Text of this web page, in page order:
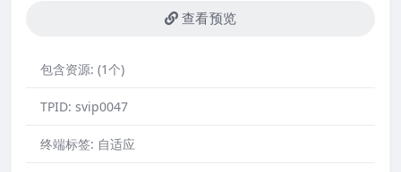
查看预览
包含资源: (1个)
TPID: svip0047
终端标签: 自适应